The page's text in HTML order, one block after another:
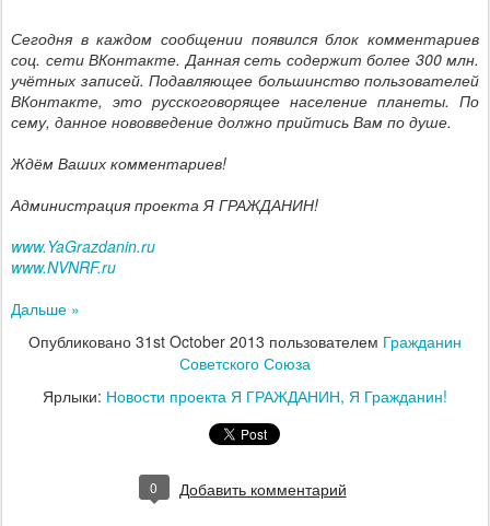
Сегодня в каждом сообщении появился блок комментариев
соц. сети ВКонтакте. Данная сеть содержит более 300 млн.
учётных записей. Подавляющее большинство пользователей
ВКонтакте, это русскоговорящее население планеты. По
сему, данное нововведение должно прийтись Вам по душе.
Ждём Ваших комментариев!
Администрация проекта Я ГРАЖДАНИН!
www.YaGrazdanin.ru
www.NVNRF.ru
Дальше »
Опубликовано 31st October 2013 пользователем Гражданин
Советского Союза
Ярлыки: Новости проекта Я ГРАЖДАНИН Я Гражданин!
0 Добавить комментарий